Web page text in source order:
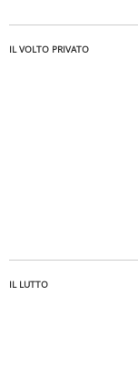
IL VOLTO PRIVATO
IL LUTTO